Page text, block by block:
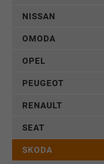
NISSAN
OMODA
OPEL
PEUGEOT
RENAULT
SEAT
SKODA